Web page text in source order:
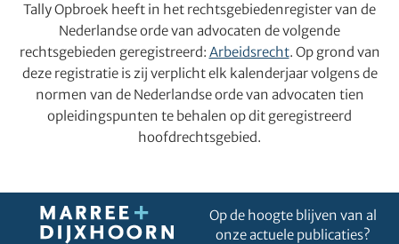
Tally Opbroek heeft in het rechtsgebiedenregister van de
Nederlandse orde van advocaten de volgende
rechtsgebieden geregistreerd: Arbeidsrecht. Op grond van
deze registratie is zij verplicht elk kalenderjaar volgens de
normen van de Nederlandse orde van advocaten tien
opleidingspunten te behalen op dit geregistreerd
hoofdrechtsgebied.
Op de hoogte blijven van al
onze actuele publicaties?